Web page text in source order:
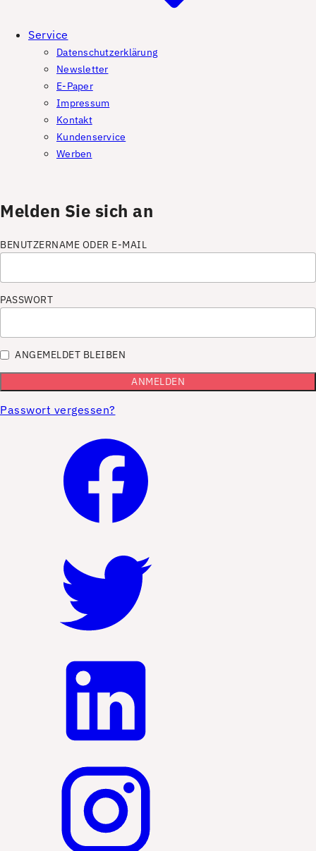
Service
Datenschutzerklärung
Newsletter
E-Paper
Impressum
Kontakt
Kundenservice
Werben
Melden Sie sich an
BENUTZERNAME ODER E-MAIL
PASSWORT
ANGEMELDET BLEIBEN
Passwort vergessen?